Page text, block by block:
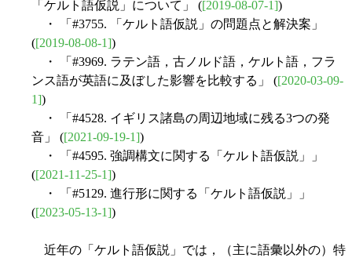
「ケルト語仮説」について」 ([2019-08-07-1])
・ 「#3755. 「ケルト語仮説」の問題点と解決案」
([2019-08-08-1])
・ 「#3969. ラテン語，古ノルド語，ケルト語，フラ
ンス語が英語に及ぼした影響を比較する」 ([2020-03-09-
1])
・ 「#4528. イギリス諸島の周辺地域に残る3つの発
音」 ([2021-09-19-1])
・ 「#4595. 強調構文に関する「ケルト語仮説」」
([2021-11-25-1])
・ 「#5129. 進行形に関する「ケルト語仮説」」
([2023-05-13-1])
近年の「ケルト語仮説」では，（主に語彙以外の）特